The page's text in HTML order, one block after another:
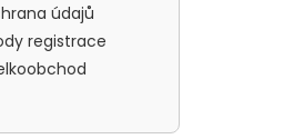
údajů
registrace